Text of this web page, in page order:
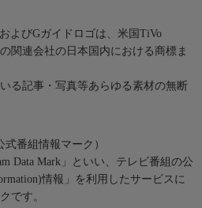
よびGガイドロゴは、米国TiVo
関連会社の日本国内における商標ま
る記事・写真等あらゆる素材の無断
式番組情報マーク）
Data Mark」といい、テレビ番組の公
情報」を利用したサービスに
です。